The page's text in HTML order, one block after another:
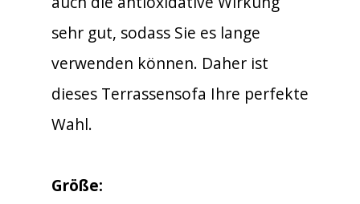
sehr gut, sodass Sie es lange
verwenden können. Daher ist
dieses Terrassensofa Ihre perfekte
Wahl.
Größe: